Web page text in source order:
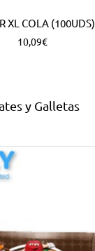
XL COLA (100UDS)
10,09€
y Galletas